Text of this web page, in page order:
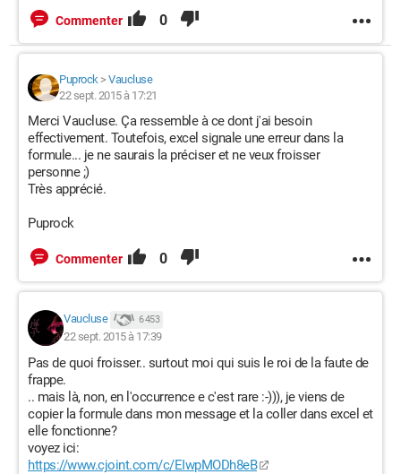
Commenter 0
Puprock> Vaucluse
22 sept. 2015 à 17:21
Merci Vaucluse. Ça ressemble à ce dont j'ai besoin
effectivement. Toutefois, excel signale une erreur dans la
formule... je ne saurais la préciser et ne veux froisser
personne ;)
Très apprécié.
Puprock
Commenter 0
Vaucluse 6 453
22 sept. 2015 à 17:39
Pas de quoi froisser.. surtout moi qui suis le roi de la faute de
frappe.
.. mais là, non, en l'occurrence e c'est rare :-))), je viens de
copier la formule dans mon message et la coller dans excel et
elle fonctionne?
voyez ici:
https://www.cjoint.com/c/EIwpMODh8eB